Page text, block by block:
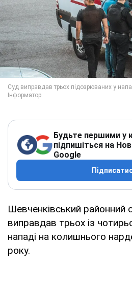
Будьте першими у
підпишіться на
Google
Шевченківський районний
виправдав трьох із
нападі на колишнього
року.